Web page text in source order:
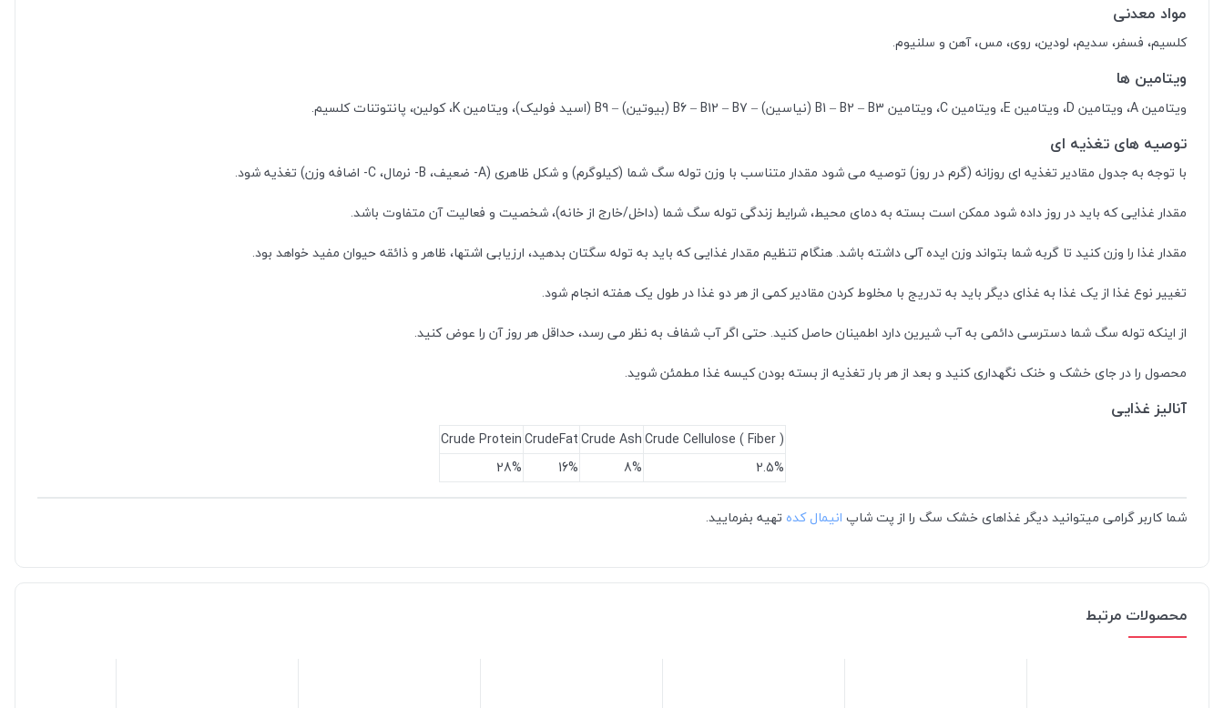
مواد معدنی
کلسیم، فسفر، سدیم، لودین، روی، مس، آهن و سلنیوم.
ویتامین ها
ویتامین A، ویتامین D، ویتامین E، ویتامین C، ویتامین B1 – B2 – B3 (نیاسین) – B6 – B12 – B7 (بیوتین) – B9 (اسید فولیک)، ویتامین K، کولین، پانتوتنات کلسیم.
توصیه های تغذیه ای
با توجه به جدول مقادیر تغذیه ای روزانه (گرم در روز) توصیه می شود مقدار متناسب با وزن توله سگ شما (کیلوگرم) و شکل ظاهری (A- ضعیف، B- نرمال، C- اضافه وزن) تغذیه شود.
مقدار غذایی که باید در روز داده شود ممکن است بسته به دمای محیط، شرایط زندگی توله سگ شما (داخل/خارج از خانه)، شخصیت و فعالیت آن متفاوت باشد.
مقدار غذا را وزن کنید تا گربه شما بتواند وزن ایده آلی داشته باشد. هنگام تنظیم مقدار غذایی که باید به توله سگتان بدهید، ارزیابی اشتها، ظاهر و ذائقه حیوان مفید خواهد بود.
تغییر نوع غذا از یک غذا به غذای دیگر باید به تدریج با مخلوط کردن مقادیر کمی از هر دو غذا در طول یک هفته انجام شود.
از اینکه توله سگ شما دسترسی دائمی به آب شیرین دارد اطمینان حاصل کنید. حتی اگر آب شفاف به نظر می رسد، حداقل هر روز آن را عوض کنید.
محصول را در جای خشک و خنک نگهداری کنید و بعد از هر بار تغذیه از بسته بودن کیسه غذا مطمئن شوید.
آنالیز غذایی
Crude Cellulose ( Fiber )
Crude Ash
CrudeFat
Crude Protein
2.5%
8%
16%
28%
شما کاربر گرامی میتوانیددیگر غذاهای خشک سگ را از پت شاپ انیمال کده تهیه بفرمایید.
محصولات مرتبط